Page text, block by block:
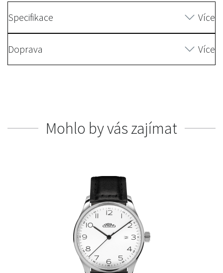
Specifikace Více
Doprava Více
Mohlo by vás zajímat